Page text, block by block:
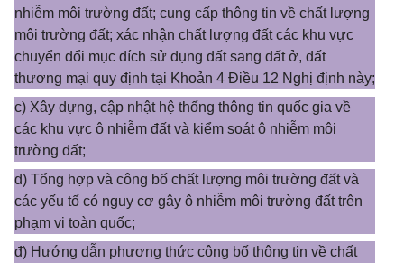
nhiễm môi trường đất; cung cấp thông tin về chất lượng
môi trường đất; xác nhận chất lượng đất các khu vực
chuyển đổi mục đích sử dụng đất sang đất ở, đất
thương mại quy định tại Khoản 4 Điều 12 Nghị định này;
c) Xây dựng, cập nhật hệ thống thông tin quốc gia về
các khu vực ô nhiễm đất và kiểm soát ô nhiễm môi
trường đất;
d) Tổng hợp và công bố chất lượng môi trường đất và
các yếu tố có nguy cơ gây ô nhiễm môi trường đất trên
phạm vi toàn quốc;
đ) Hướng dẫn phương thức công bố thông tin về chất